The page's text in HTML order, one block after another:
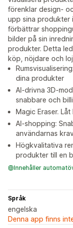
förenklar design-
upp sina produkter
förbättrar
bilder på sin
produkter. Detta
köp, nöjdare och
dina produkter
AI-drivna 3D-
snabbare och
Magic Eraser.
AI-shopping:
användarnas
Högkvalitativa
produkter till en
Innehåller
Språk
engelska
Denna app finns